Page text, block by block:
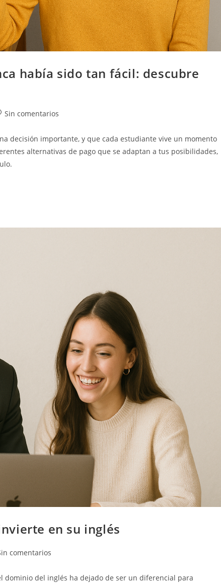
había sido tan fácil: descubre
Sin comentarios
decisión importante, y que cada estudiante vive un momento
alternativas de pago que se adaptan a tus posibilidades,
en su inglés
comentarios
dominio del inglés ha dejado de ser un diferencial para